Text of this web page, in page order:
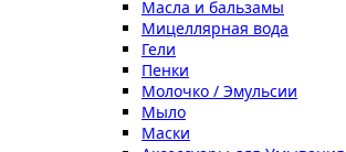
Масла и бальзамы
Мицеллярная вода
Гели
Пенки
Молочко / Эмульсии
Мыло
Маски